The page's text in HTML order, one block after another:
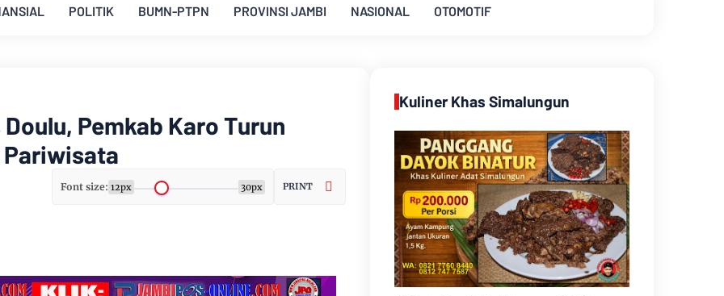
POLITIK BUMN-PTPN PROVINSI JAMBI NASIONAL OTOMOTIF
Pemkab Karo Turun
Pariwisata
Font size: 12px 30px PRINT
Kuliner Khas Simalungun